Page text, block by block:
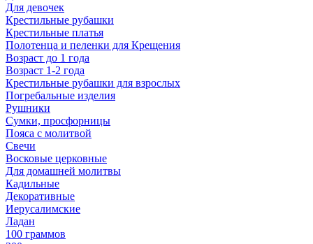
Для девочек
Крестильные рубашки
Крестильные платья
Полотенца и пеленки для Крещения
Возраст до 1 года
Возраст 1-2 года
Крестильные рубашки для взрослых
Погребальные изделия
Рушники
Сумки, просфорницы
Пояса с молитвой
Свечи
Восковые церковные
Для домашней молитвы
Кадильные
Декоративные
Иерусалимские
Ладан
100 граммов